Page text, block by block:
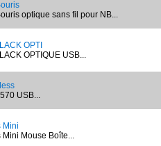
optique sans fil pour NB...
OPTI
OPTIQUE USB...
USB...
Mini
Mini Mouse Boîte...